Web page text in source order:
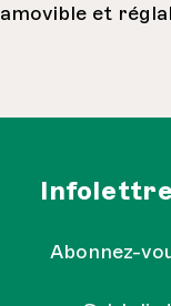
amovible et
Infolettre
Abonnez-
Adresse e-